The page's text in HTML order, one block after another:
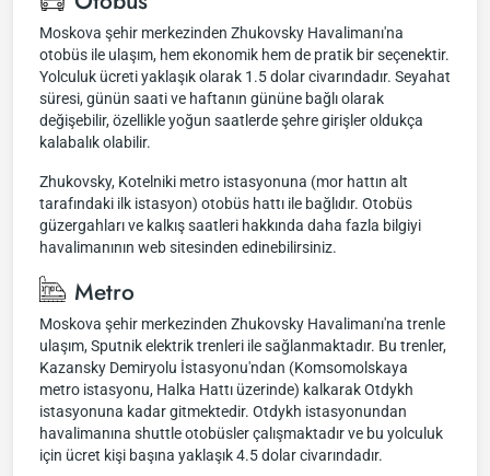
Moskova şehir merkezinden Zhukovsky Havalimanı'na
otobüs ile ulaşım, hem ekonomik hem de pratik bir seçenektir.
Yolculuk ücreti yaklaşık olarak 1.5 dolar civarındadır. Seyahat
süresi, günün saati ve haftanın gününe bağlı olarak
değişebilir, özellikle yoğun saatlerde şehre girişler oldukça
kalabalık olabilir.
Zhukovsky, Kotelniki metro istasyonuna (mor hattın alt
tarafındaki ilk istasyon) otobüs hattı ile bağlıdır. Otobüs
güzergahları ve kalkış saatleri hakkında daha fazla bilgiyi
havalimanının web sitesinden edinebilirsiniz.
Metro
Moskova şehir merkezinden Zhukovsky Havalimanı'na trenle
ulaşım, Sputnik elektrik trenleri ile sağlanmaktadır. Bu trenler,
Kazansky Demiryolu İstasyonu'ndan (Komsomolskaya
metro istasyonu, Halka Hattı üzerinde) kalkarak Otdykh
istasyonuna kadar gitmektedir. Otdykh istasyonundan
havalimanına shuttle otobüsler çalışmaktadır ve bu yolculuk
için ücret kişi başına yaklaşık 4.5 dolar civarındadır.